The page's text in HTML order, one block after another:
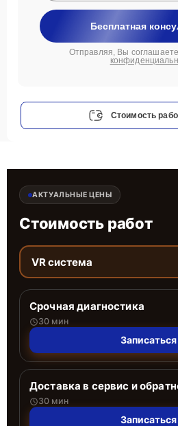
Бесплатная
Отправляя, Вы
Стоимость
АКТУАЛЬНЫЕ ЦЕНЫ
Стоимость работ
VR система
Срочная диагностика
30 мин
Записаться
Доставка в сервис и
30 мин
Записаться